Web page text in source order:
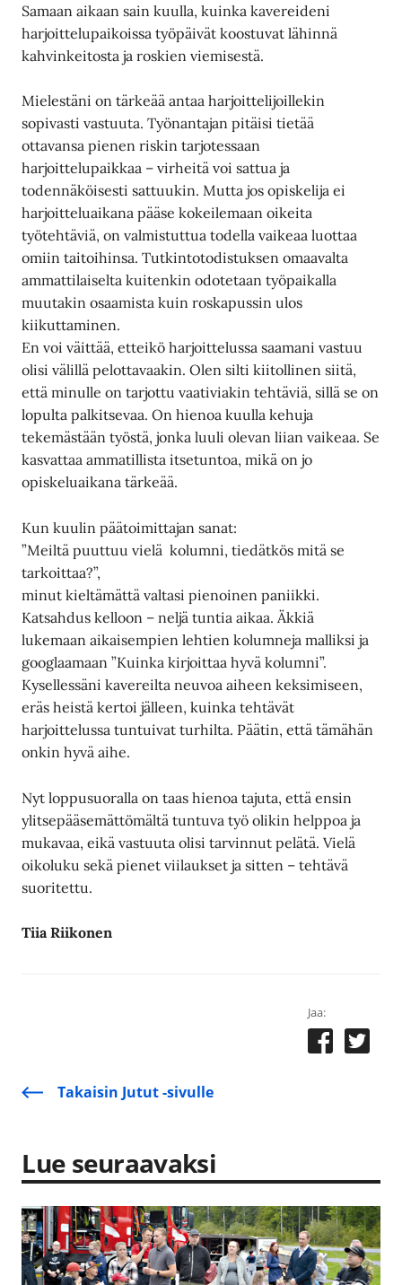
Samaan aikaan sain kuulla, kuinka kavereideni
harjoittelupaikoissa työpäivät koostuvat lähinnä
kahvinkeitosta ja roskien viemisestä.
Mielestäni on tärkeää antaa harjoittelijoillekin
sopivasti vastuuta. Työnantajan pitäisi tietää
ottavansa pienen riskin tarjotessaan
harjoittelupaikkaa – virheitä voi sattua ja
todennäköisesti sattuukin. Mutta jos opiskelija ei
harjoitteluaikana pääse kokeilemaan oikeita
työtehtäviä, on valmistuttua todella vaikeaa luottaa
omiin taitoihinsa. Tutkintotodistuksen omaavalta
ammattilaiselta kuitenkin odotetaan työpaikalla
muutakin osaamista kuin roskapussin ulos
kiikuttaminen.
En voi väittää, etteikö harjoittelussa saamani vastuu
olisi välillä pelottavaakin. Olen silti kiitollinen siitä,
että minulle on tarjottu vaativiakin tehtäviä, sillä se on
lopulta palkitsevaa. On hienoa kuulla kehuja
tekemästään työstä, jonka luuli olevan liian vaikeaa. Se
kasvattaa ammatillista itsetuntoa, mikä on jo
opiskeluaikana tärkeää.
Kun kuulin päätoimittajan sanat:
”Meiltä puuttuu vielä kolumni, tiedätkös mitä se
tarkoittaa?”,
minut kieltämättä valtasi pienoinen paniikki.
Katsahdus kelloon – neljä tuntia aikaa. Äkkiä
lukemaan aikaisempien lehtien kolumneja malliksi ja
googlaamaan ”Kuinka kirjoittaa hyvä kolumni”.
Kysellessäni kavereilta neuvoa aiheen keksimiseen,
eräs heistä kertoi jälleen, kuinka tehtävät
harjoittelussa tuntuivat turhilta. Päätin, että tämähän
onkin hyvä aihe.
Nyt loppusuoralla on taas hienoa tajuta, että ensin
ylitsepääsemättömältä tuntuva työ olikin helppoa ja
mukavaa, eikä vastuuta olisi tarvinnut pelätä. Vielä
oikoluku sekä pienet viilaukset ja sitten – tehtävä
suoritettu.
Tiia Riikonen
Jaa:
Takaisin Jutut -sivulle
Lue seuraavaksi